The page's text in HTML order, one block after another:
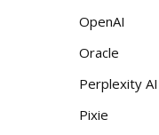
OpenAI
Oracle
Perplexity AI
Pixie